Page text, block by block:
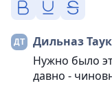
Дильназ
Нужно было
давно -